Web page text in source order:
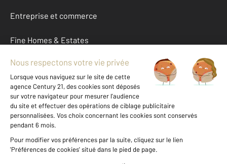
Entreprise et commerce
Fine Homes & Estates
À propos
International
Nous contacter